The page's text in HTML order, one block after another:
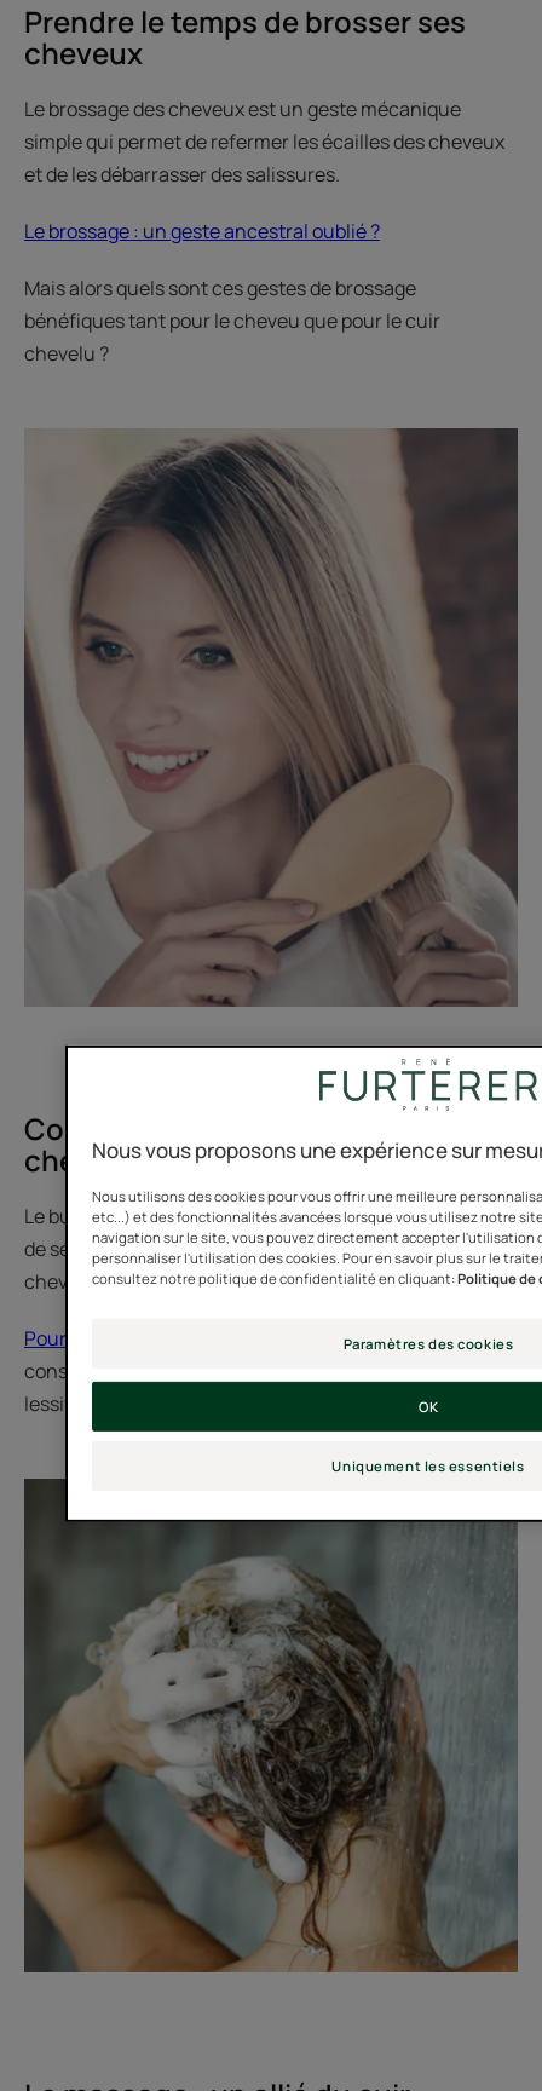
Prendre le temps de brosser ses
cheveux
Le brossage des cheveux est un geste mécanique
simple qui permet de refermer les écailles des cheveux
et de les débarrasser des salissures.
Le brossage : un geste ancestral oublié ?
Mais alors quels sont ces gestes de brossage
bénéfiques tant pour le cheveu que pour le cuir
chevelu ?
Comment bien se laver les
cheveux ?
Le but du lavage est de décoller du cuir chevelu l’excès
de sébum qui pourrait devenir irritant et asphyxier les
cheveux.
Pour bien se laver les cheveux, les bonnes pratiques
consistent à masser le cuir chevelu plutôt qu’à «
lessiver » les cheveux.
Nous vous proposons une expérience sur
Nous utilisons des cookies pour vous offrir une meilleure
etc...) et des fonctionnalités avancées lorsque vous utilisez notre
navigation sur le site, vous pouvez directement accepter l'utilisation
personnaliser l'utilisation des cookies. Pour en savoir plus sur le
consultez notre politique de confidentialité en cliquant:Politique
Paramètres des cookies
Uniquement les essentiels
OK